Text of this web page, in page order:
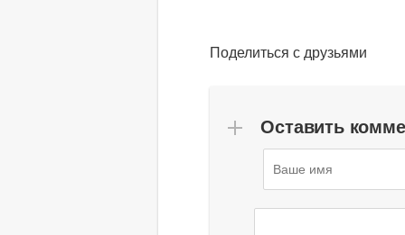
Поделиться с друзьями
Оставить